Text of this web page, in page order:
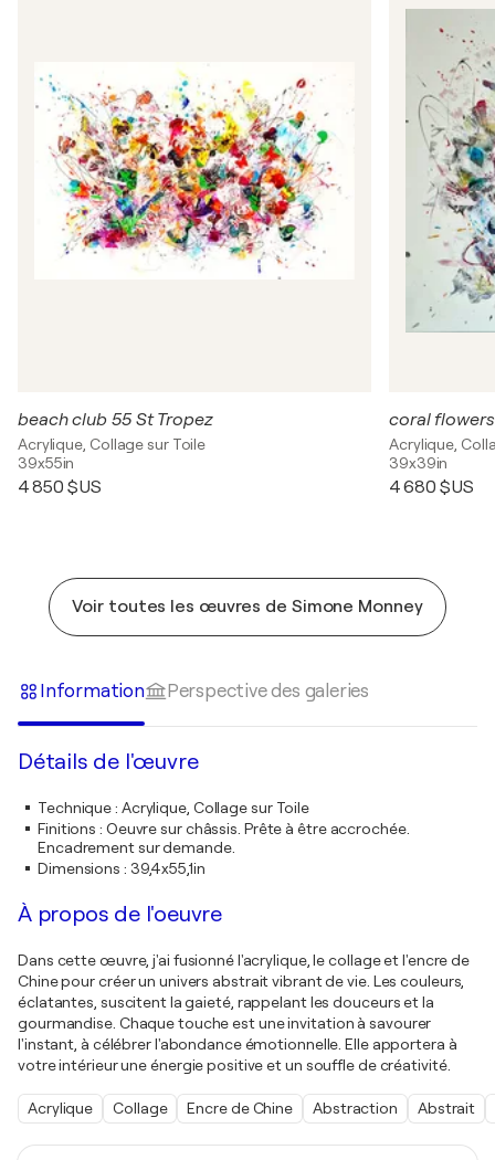
beach club 55 St Tropez
Acrylique, Collage sur Toile
39x55in
4 850 $US
coral flowers
Acrylique,
39x39in
4 680 $US
Voir toutes les œuvres de Simone Monney
Information Perspective des galeries
Détails de l'œuvre
Technique: Acrylique, Collage sur Toile
Finitions : Oeuvre sur châssis. Prête à être accrochée.
Encadrement sur demande.
Dimensions : 39,4x55,1in
À propos de l'oeuvre
Dans cette œuvre, j'ai fusionné l'acrylique, le collage et l'encre de
Chine pour créer un univers abstrait vibrant de vie. Les couleurs,
éclatantes, suscitent la gaieté, rappelant les douceurs et la
gourmandise. Chaque touche est une invitation à savourer
l'instant, à célébrer l'abondance émotionnelle. Elle apportera à
votre intérieur une énergie positive et un souffle de créativité.
Acrylique Collage Encre de Chine Abstraction Abstrait